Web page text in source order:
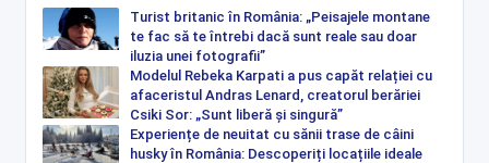
Turist britanic în România: „Peisajele montane
te fac să te întrebi dacă sunt reale sau doar
iluzia unei fotografii”
Modelul Rebeka Karpati a pus capăt relației cu
afaceristul Andras Lenard, creatorul berăriei
Csiki Sor: „Sunt liberă și singură”
Experiențe de neuitat cu sănii trase de câini
husky în România: Descoperiți locațiile ideale